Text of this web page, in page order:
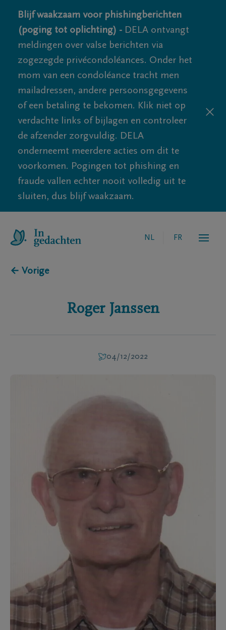
Blijf waakzaam voor phishingberichten
(poging tot oplichting) - DELA ontvangt
meldingen over valse berichten via
zogezegde privécondoléances. Onder het
mom van een condoléance tracht men
mailadressen, andere persoonsgegevens
of een betaling te bekomen. Klik niet op
verdachte links of bijlagen en controleer
de afzender zorgvuldig. DELA
onderneemt meerdere acties om dit te
voorkomen. Pogingen tot phishing en
fraude vallen echter nooit volledig uit te
sluiten, dus blijf waakzaam.
NL FR
← Vorige
Roger Janssen
04/12/2022